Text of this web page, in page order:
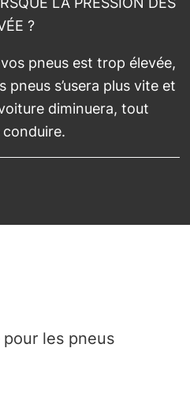
?
pneus est trop élevée,
s’usera plus vite et
diminuera, tout
les pneus